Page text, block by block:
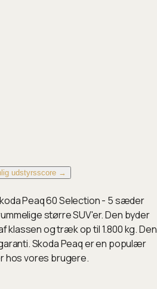
udstyrsscore →
Peaq 60 Selection - 5 sæder
større SUV'er. Den byder
klassen og træk op til 1.800 kg. Den
Skoda Peaq er en populær
hos vores brugere.